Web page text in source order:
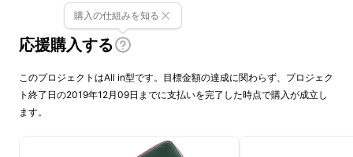
応援購入する
購入の仕組みを知る
このプロジェクトはAll in型です。目標金額の達成に関わらず、プロジェク
ト終了日の2019年12月09日までに支払いを完了した時点で購入が成立し
ます。